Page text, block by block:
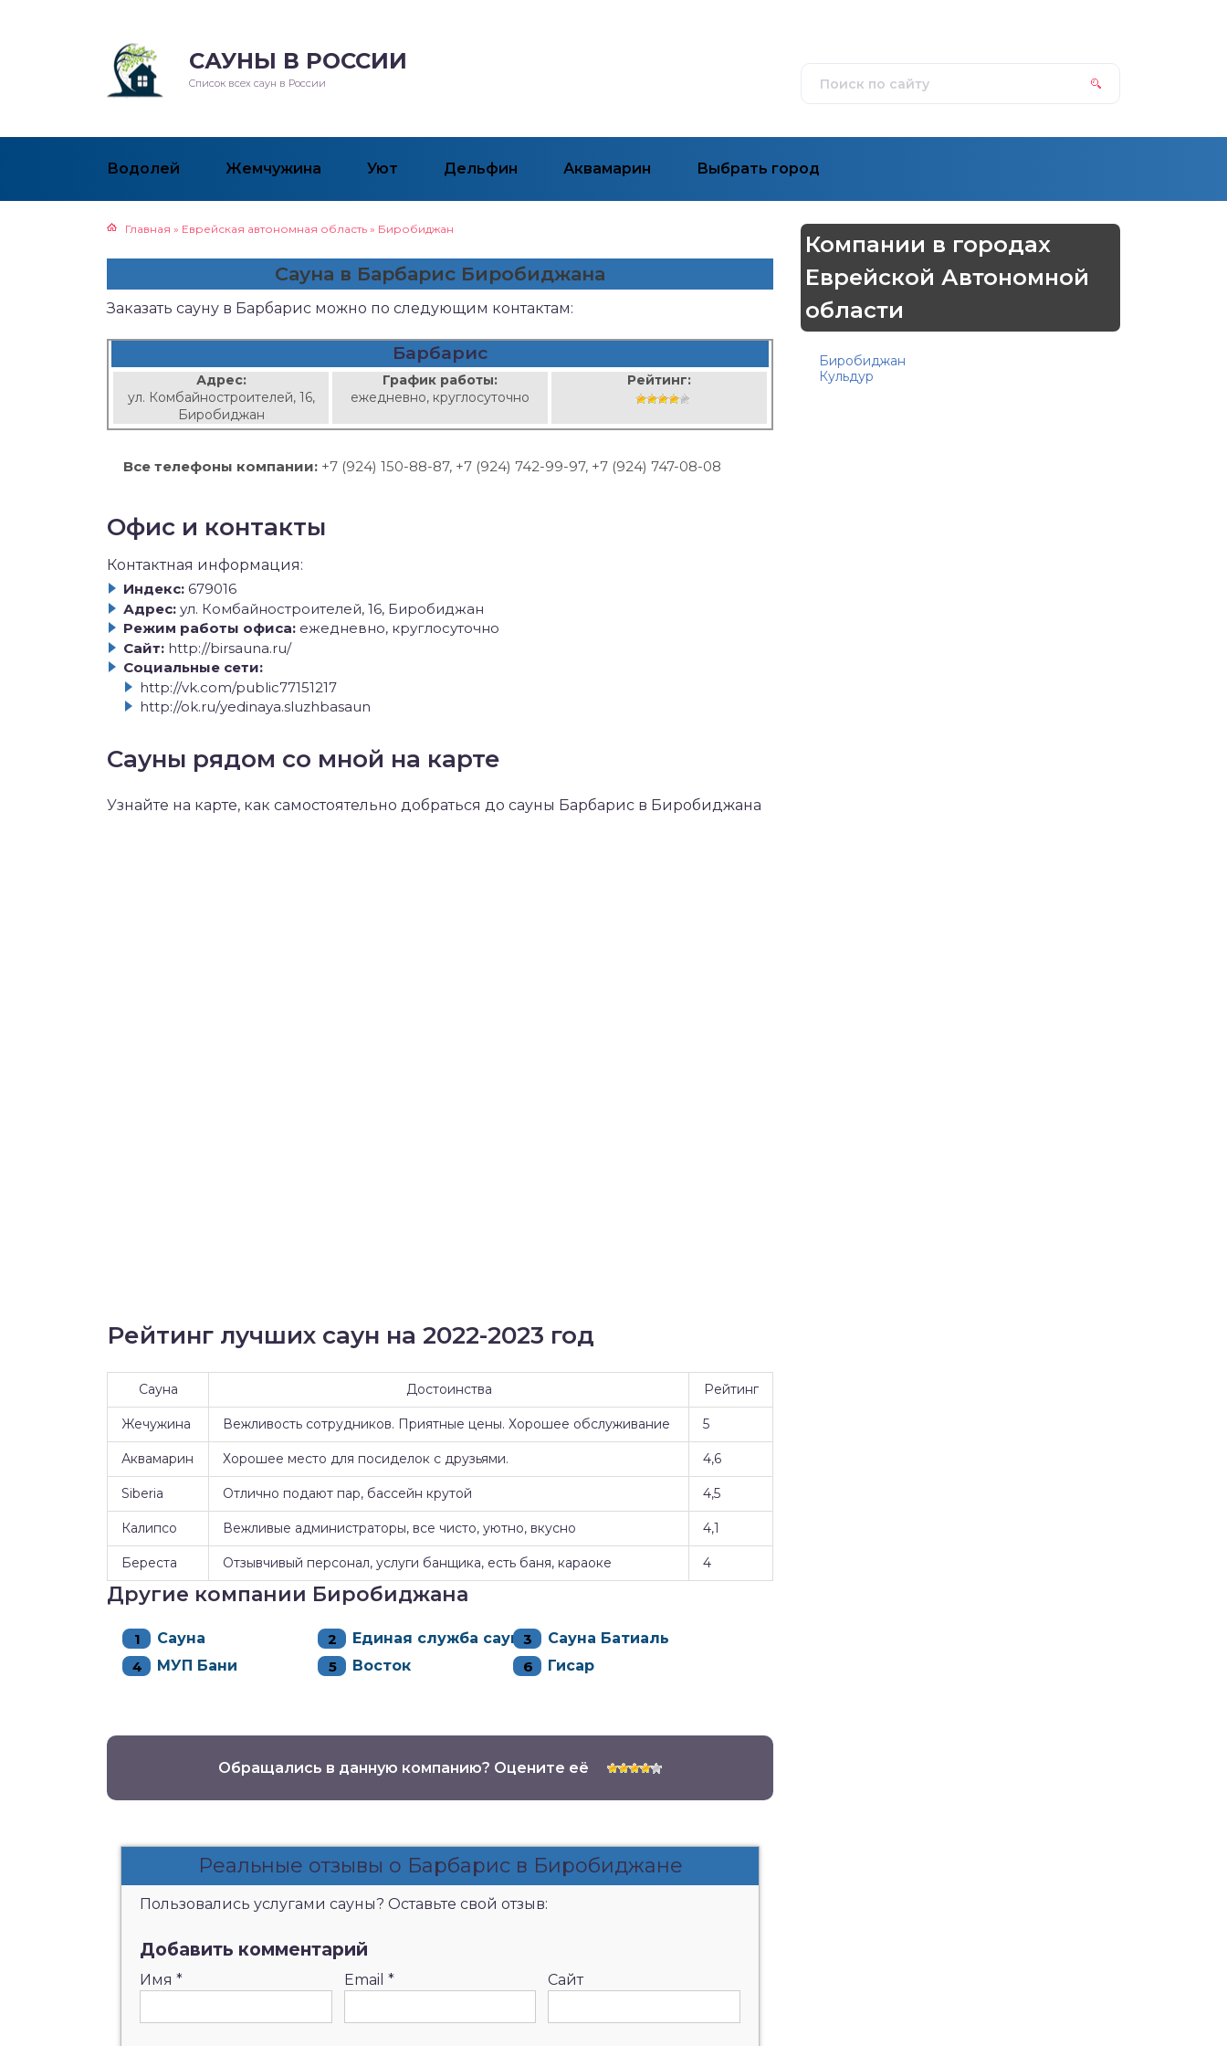
САУНЫ В РОССИИ
Список всех саун в России
Водолей Жемчужина Уют Дельфин Аквамарин Выбрать город
Главная » Еврейская автономная область » Биробиджан
Сауна в Барбарис Биробиджана
Заказать сауну в Барбарис можно по следующим контактам:
Барбарис
Адрес:
ул. Комбайностроителей, 16,
Биробиджан
График работы:
ежедневно, круглосуточно
Рейтинг:
Все телефоны компании: +7 (924) 150-88-87, +7 (924) 742-99-97, +7 (924) 747-08-08
Офис и контакты
Контактная информация:
Индекс: 679016
Адрес: ул. Комбайностроителей, 16, Биробиджан
Режим работы офиса: ежедневно, круглосуточно
Сайт: http://birsauna.ru/
Социальные сети:
http://vk.com/public77151217
http://ok.ru/yedinaya.sluzhbasaun
Сауны рядом со мной на карте
Узнайте на карте, как самостоятельно добраться до сауны Барбарис в Биробиджана
Рейтинг лучших саун на 2022-2023 год
Сауна Достоинства Рейтинг
Жечужина Вежливость сотрудников. Приятные цены. Хорошее обслуживание 5
Аквамарин Хорошее место для посиделок с друзьями. 4,6
Siberia Отлично подают пар, бассейн крутой 4,5
Калипсо Вежливые администраторы, все чисто, уютно, вкусно 4,1
Береста Отзывчивый персонал, услуги банщика, есть баня, караоке 4
Другие компании Биробиджана
Сауна Единая служба саун
Сауна Батиаль
МУП Бани
Восток Гисар
Обращались в данную компанию? Оцените её
Реальные отзывы о Барбарис в Биробиджане
Пользовались услугами сауны? Оставьте свой отзыв:
Добавить комментарий
Имя * Email * Сайт
Компании в городах
Еврейской Автономной
области
Биробиджан
Кульдур